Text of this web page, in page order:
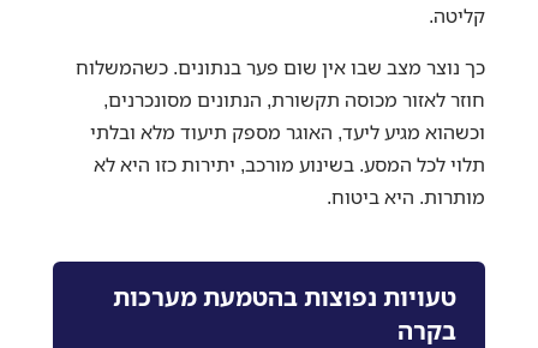
קליטה.
כך נוצר מצב שבו אין שום פער בנתונים. כשהמשלוח
חוזר לאזור מכוסה תקשורת, הנתונים מסונכרנים,
וכשהוא מגיע ליעד, האוגר מספק תיעוד מלא ובלתי
תלוי לכל המסע. בשינוע מורכב, יתירות כזו היא לא
מותרות. היא ביטוח.
טעויות נפוצות בהטמעת מערכות
בקרה